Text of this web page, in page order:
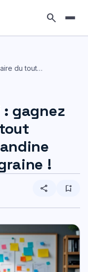
search
du tout…
gagnez
!
share bookmark_add